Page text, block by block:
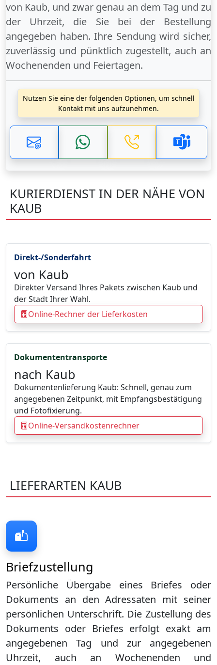
von Kaub, und zwar genau an dem Tag und zu
der Uhrzeit, die Sie bei der Bestellung
angegeben haben. Ihre Sendung wird sicher,
zuverlässig und pünktlich zugestellt, auch an
Wochenenden und Feiertagen.
Nutzen Sie eine der folgenden Optionen, um schnell
Kontakt mit uns aufzunehmen.
KURIERDIENST IN DER NÄHE VON
KAUB
Direkt-/Sonderfahrt
von Kaub
Direkter Versand Ihres Pakets zwischen Kaub und
der Stadt Ihrer Wahl.
Online-Rechner der Lieferkosten
Dokumententransporte
nach Kaub
Dokumentenlieferung Kaub: Schnell, genau zum
angegebenen Zeitpunkt, mit Empfangsbestätigung
und Fotofixierung.
Online-Versandkostenrechner
LIEFERARTEN KAUB
Briefzustellung
Persönliche Übergabe eines Briefes oder
Dokuments an den Adressaten mit seiner
persönlichen Unterschrift. Die Zustellung des
Dokuments oder Briefes erfolgt exakt am
angegebenen Tag und zur angegebenen
Uhrzeit, auch an Wochenenden und